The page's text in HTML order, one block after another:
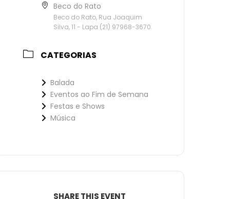
Beco do Rato
Beco do Rato, Rua Joaquim
Silva, 11 - Lapa (21) 97968-3670
CATEGORIAS
Balada
Eventos ao Fim de Semana
Festas e Shows
Música
SHARE THIS EVENT